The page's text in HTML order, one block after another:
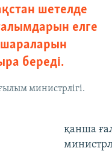
шетелде
елге
береді.
министрлігі.
қанша